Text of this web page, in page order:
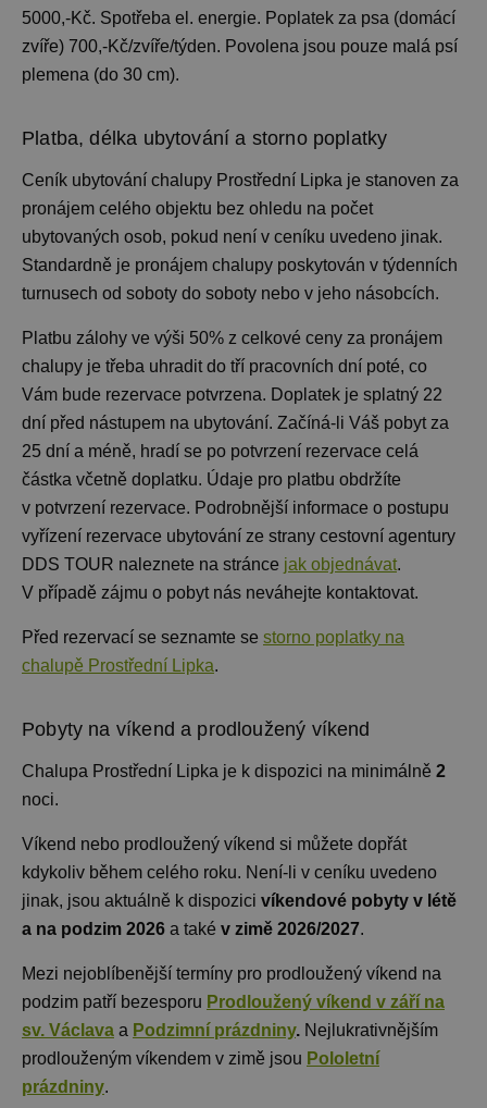
5000,-Kč. Spotřeba el. energie. Poplatek za psa (domácí
zvíře) 700,-Kč/zvíře/týden. Povolena jsou pouze malá psí
plemena (do 30 cm).
Platba, délka ubytování a storno poplatky
Ceník ubytování chalupy Prostřední Lipka je stanoven za
pronájem celého objektu bez ohledu na počet
ubytovaných osob, pokud není v ceníku uvedeno jinak.
Standardně je pronájem chalupy poskytován v týdenních
turnusech od soboty do soboty nebo v jeho násobcích.
Platbu zálohy ve výši 50% z celkové ceny za pronájem
chalupy je třeba uhradit do tří pracovních dní poté, co
Vám bude rezervace potvrzena. Doplatek je splatný 22
dní před nástupem na ubytování. Začíná-li Váš pobyt za
25 dní a méně, hradí se po potvrzení rezervace celá
částka včetně doplatku. Údaje pro platbu obdržíte
v potvrzení rezervace. Podrobnější informace o postupu
vyřízení rezervace ubytování ze strany cestovní agentury
DDS TOUR naleznete na stránce jak objednávat.
V případě zájmu o pobyt nás neváhejte kontaktovat.
Před rezervací se seznamte se storno poplatky na
chalupě Prostřední Lipka.
Pobyty na víkend a prodloužený víkend
Chalupa Prostřední Lipka je k dispozici na minimálně 2
noci.
Víkend nebo prodloužený víkend si můžete dopřát
kdykoliv během celého roku. Není-li v ceníku uvedeno
jinak, jsou aktuálně k dispozici víkendové pobyty v létě
a na podzim 2026 a také v zimě 2026/2027.
Mezi nejoblíbenější termíny pro prodloužený víkend na
podzim patří bezesporu Prodloužený víkend v září na
sv. Václava a Podzimní prázdniny. Nejlukrativnějším
prodlouženým víkendem v zimě jsou Pololetní
prázdniny.